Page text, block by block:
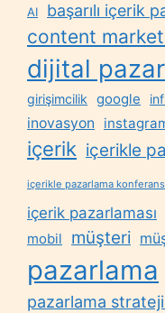
AI başarılı içerik
content
dijital
girişimcilik google
inovasyon
içerik içerikle
içerikle pazarlama
içerik pazarlaması
mobil müşteri
pazarlama
pazarlama